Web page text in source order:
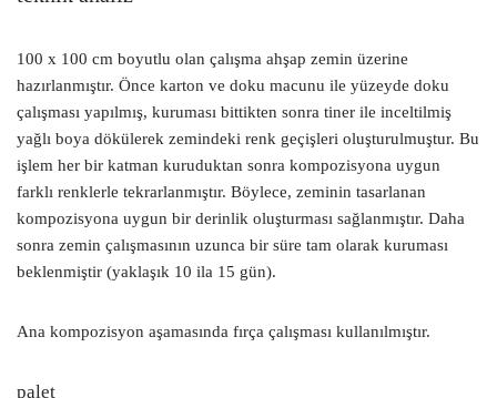
100 x 100 cm boyutlu olan çalışma ahşap zemin üzerine
hazırlanmıştır. Önce karton ve doku macunu ile yüzeyde doku
çalışması yapılmış, kuruması bittikten sonra tiner ile inceltilmiş
yağlı boya dökülerek zemindeki renk geçişleri oluşturulmuştur. Bu
işlem her bir katman kuruduktan sonra kompozisyona uygun
farklı renklerle tekrarlanmıştır. Böylece, zeminin tasarlanan
kompozisyona uygun bir derinlik oluşturması sağlanmıştır. Daha
sonra zemin çalışmasının uzunca bir süre tam olarak kuruması
beklenmiştir (yaklaşık 10 ila 15 gün).
Ana kompozisyon aşamasında fırça çalışması kullanılmıştır.
palet